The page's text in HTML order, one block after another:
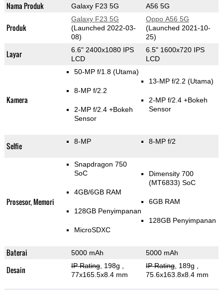
Nama Produk Galaxy F23 5G A56 5G
Produk
Galaxy F23 5G
(Launched 2022-03-
08)
Oppo A56 5G
(Launched 2021-10-
25)
Layar
6.6" 2400x1080 IPS
LCD
6.5" 1600x720 IPS
LCD
Kamera
50-MP f/1.8 (Utama)
8-MP f/2.2
2-MP f/2.4 +Bokeh
Sensor
13-MP f/2.2 (Utama)
2-MP f/2.4 +Bokeh
Sensor
Selfie 8-MP 8-MP f/2
Prosesor, Memori
Snapdragon 750
SoC
4GB/6GB RAM
128GB Penyimpanan
MicroSDXC
Dimensity 700
(MT6833) SoC
6GB RAM
128GB Penyimpanan
Baterai 5000 mAh 5000 mAh
Desain IP Rating, 198g
77x165.5x8.4 mm
IP Rating, 189g
75.6x163.8x8.4 mm